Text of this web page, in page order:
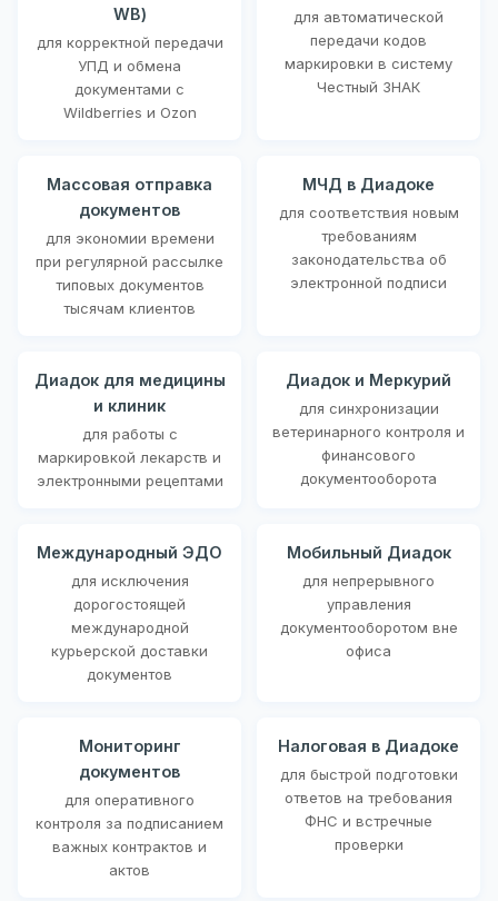
WB)
для корректной передачи
УПД и обмена
документами с
Wildberries и Ozon
для автоматической
передачи кодов
маркировки в систему
Честный ЗНАК
Массовая отправка
документов
для экономии времени
при регулярной рассылке
типовых документов
тысячам клиентов
МЧД в Диадоке
для соответствия новым
требованиям
законодательства об
электронной подписи
Диадок для медицины
и клиник
для работы с
маркировкой лекарств и
электронными рецептами
Диадок и Меркурий
для синхронизации
ветеринарного контроля и
финансового
документооборота
Международный ЭДО
для исключения
дорогостоящей
международной
курьерской доставки
документов
Мобильный Диадок
для непрерывного
управления
документооборотом вне
офиса
Мониторинг
документов
для оперативного
контроля за подписанием
важных контрактов и
актов
Налоговая в Диадоке
для быстрой подготовки
ответов на требования
ФНС и встречные
проверки